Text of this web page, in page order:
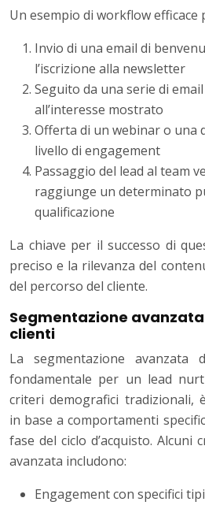
Un esempio di workflow efficace
Invio di una email di
l’iscrizione alla newsletter
Seguito da una serie di
all’interesse mostrato
Offerta di un webinar o una
livello di engagement
Passaggio del lead al team
raggiunge un determinato
qualificazione
La chiave per il successo di
preciso e la rilevanza del
del percorso del cliente.
Segmentazione
clienti
La segmentazione avanzata
fondamentale per un lead
criteri demografici tradizionali,
in base a comportamenti
fase del ciclo d’acquisto. Alcuni
avanzata includono:
Engagement con specifici